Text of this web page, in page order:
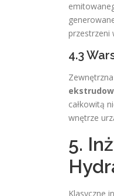
przestrzeni
4.3
całkowitą
wnętrze
5.
Klasyczne